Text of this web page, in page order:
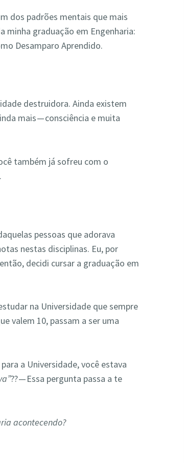
dos padrões mentais que mais
minha graduação em Engenharia:
Desamparo Aprendido.
destruidora. Ainda existem
mais — consciência e muita
também já sofreu com o
pessoas que adorava
nestas disciplinas. Eu, por
decidi cursar a graduação em
na Universidade que sempre
valem 10, passam a ser uma
a Universidade, você estava
?? — Essa pergunta passa a te
acontecendo?